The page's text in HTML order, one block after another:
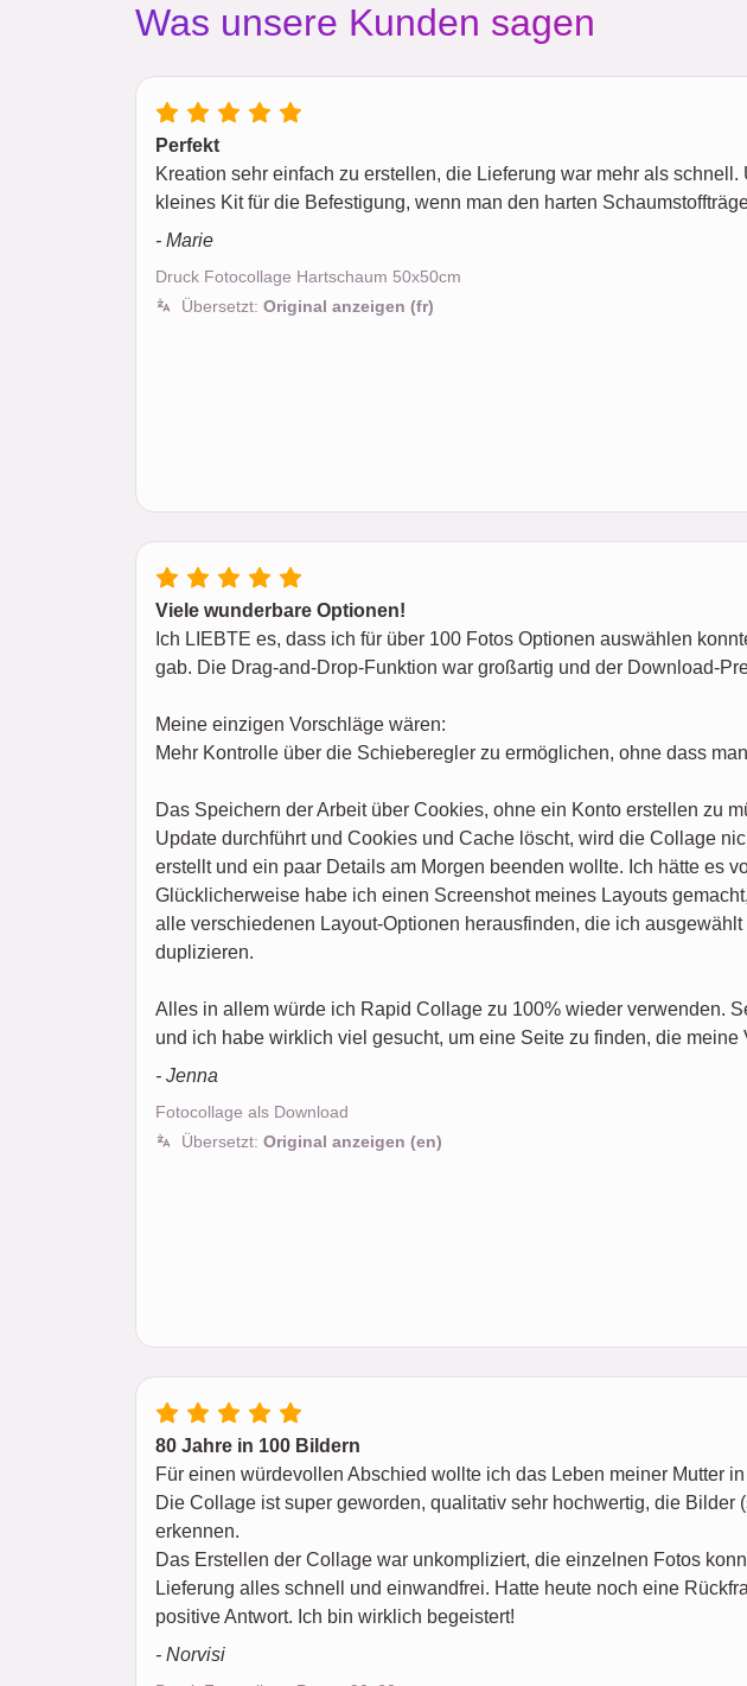
Was unsere Kunden sagen
Perfekt
Kreation sehr einfach zu erstellen, die Lieferung war mehr als
kleines Kit für die Befestigung, wenn man den harten
- Marie
Druck Fotocollage Hartschaum 50x50cm
Übersetzt: Original anzeigen (fr)
Viele wunderbare Optionen!
Ich LIEBTE es, dass ich für über 100 Fotos Optionen auswählen
gab. Die Drag-and-Drop-Funktion war großartig und der Download-
Meine einzigen Vorschläge wären:
Mehr Kontrolle über die Schieberegler zu ermöglichen, ohne dass
Das Speichern der Arbeit über Cookies, ohne ein Konto erstellen zu
Update durchführt und Cookies und Cache löscht, wird die Collage
erstellt und ein paar Details am Morgen beenden wollte. Ich hätte es
Glücklicherweise habe ich einen Screenshot meines Layouts
alle verschiedenen Layout-Optionen herausfinden, die ich
duplizieren.
Alles in allem würde ich Rapid Collage zu 100% wieder verwenden.
und ich habe wirklich viel gesucht, um eine Seite zu finden, die meine
- Jenna
Fotocollage als Download
Übersetzt: Original anzeigen (en)
80 Jahre in 100 Bildern
Für einen würdevollen Abschied wollte ich das Leben meiner Mutter
Die Collage ist super geworden, qualitativ sehr hochwertig, die
erkennen.
Das Erstellen der Collage war unkompliziert, die einzelnen Fotos
Lieferung alles schnell und einwandfrei. Hatte heute noch eine
positive Antwort. Ich bin wirklich begeistert!
- Norvisi